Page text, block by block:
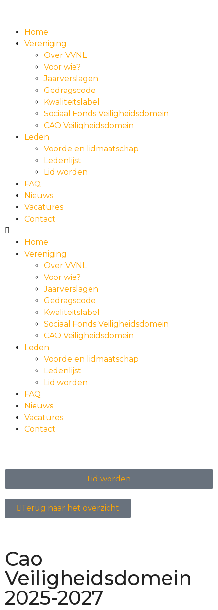
Home
Vereniging
Over VVNL
Voor wie?
Jaarverslagen
Gedragscode
Kwaliteitslabel
Sociaal Fonds Veiligheidsdomein
CAO Veiligheidsdomein
Leden
Voordelen lidmaatschap
Ledenlijst
Lid worden
FAQ
Nieuws
Vacatures
Contact
Home
Vereniging
Over VVNL
Voor wie?
Jaarverslagen
Gedragscode
Kwaliteitslabel
Sociaal Fonds Veiligheidsdomein
CAO Veiligheidsdomein
Leden
Voordelen lidmaatschap
Ledenlijst
Lid worden
FAQ
Nieuws
Vacatures
Contact
Lid worden
Terug naar het overzicht
Cao
Veiligheidsdomein
2025-2027